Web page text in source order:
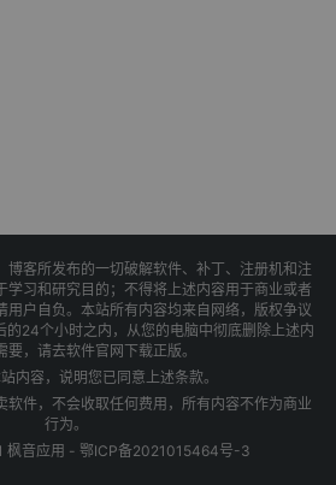
博客所发布的一切破解软件、补丁、注册机和注
学习和研究目的；不得将上述内容用于商业或者
用户自负。本站所有内容均来自网络，版权争议
的24个小时之内，从您的电脑中彻底删除上述内
要，请去软件官网下载正版。
内容，说明您已同意上述条款。
软件，不会收取任何费用，所有内容不作为商业
行为。
枫音应用 - 鄂ICP备2021015464号-3